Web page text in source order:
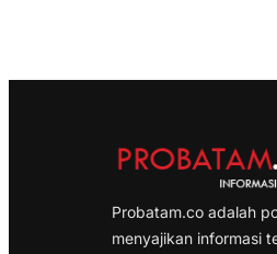
Probatam.co adalah
menyajikan informasi